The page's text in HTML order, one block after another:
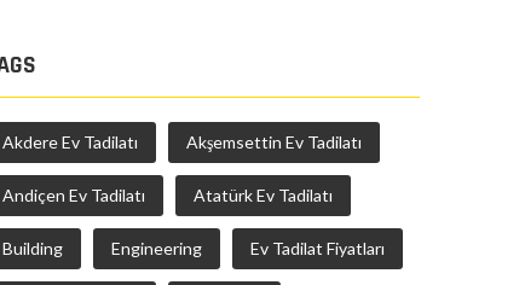
Akdere Ev Tadilatı Akşemsettin Ev Tadilatı
Andiçen Ev Tadilatı Atatürk Ev Tadilatı
Building Engineering Ev Tadilat Fiyatları